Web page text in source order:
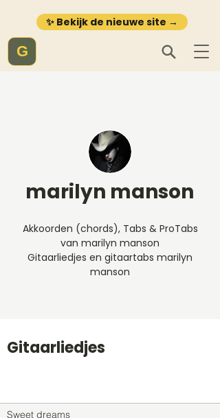
✨ Bekijk de nieuwe site →
G
marilyn manson
Akkoorden (chords), Tabs & ProTabs
van marilyn manson
Gitaarliedjes en gitaartabs marilyn
manson
Gitaarliedjes
Sweet dreams